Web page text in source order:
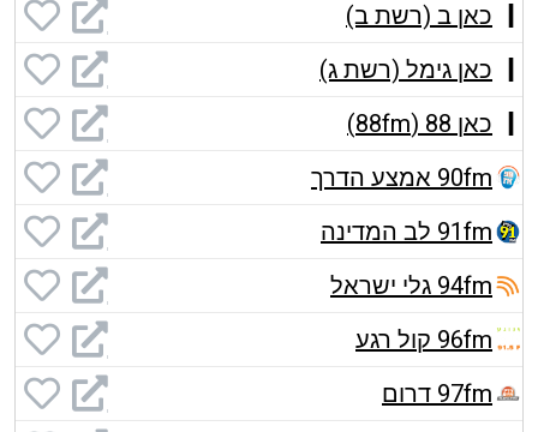
כאן ב (רשת ב)
כאן גימל (רשת ג)
כאן 88 (88fm)
90fm אמצע הדרך
91fm לב המדינה
94fm גלי ישראל
96fm קול רגע
97fm דרום